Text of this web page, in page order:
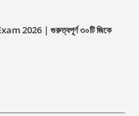
2026 | গুরুত্বপূর্ণ ৩০টি জিকে